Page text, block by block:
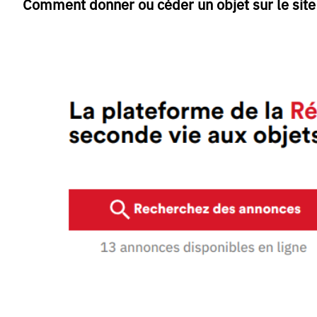
Comment donner ou céder un objet sur le